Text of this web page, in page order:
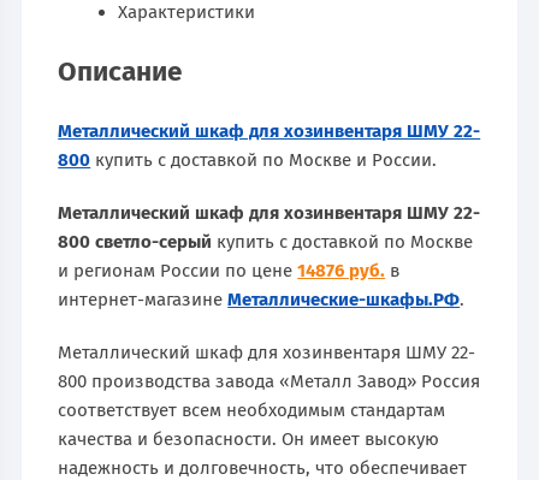
Характеристики
Описание
Металлический шкаф для хозинвентаря ШМУ 22-
800 купить с доставкой по Москве и России.
Металлический шкаф для хозинвентаря ШМУ 22-
800 светло-серый купить с доставкой по Москве
и регионам России по цене14876 руб. в
интернет-магазинеМеталлические-шкафы.РФ.
Металлический шкаф для хозинвентаря ШМУ 22-
800 производства завода «Металл Завод» Россия
соответствует всем необходимым стандартам
качества и безопасности. Он имеет высокую
надежность и долговечность, что обеспечивает